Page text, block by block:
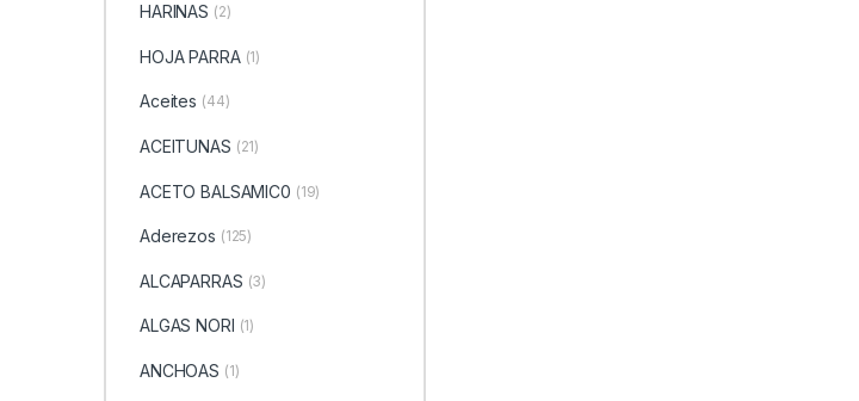
HARINAS (2)
HOJA PARRA (1)
Aceites (44)
ACEITUNAS (21)
ACETO BALSAMIC0 (19)
Aderezos (125)
ALCAPARRAS (3)
ALGAS NORI (1)
ANCHOAS (1)